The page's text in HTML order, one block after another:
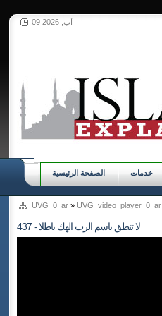
09 آب, 2026
الصفحة الرئيسية خدمات
UVG_0_ar » UVG_video_player_0_ar
437 - لا تنطق باسم الرب الهك باطلا